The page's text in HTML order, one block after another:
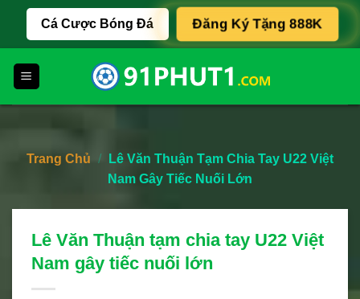
content
Cá Cược Bóng Đá Đăng Ký Tặng 888K
Trang Chủ /
Lê Văn Thuận Tạm Chia Tay U22 Việt
Nam Gây Tiếc Nuối Lớn
Lê Văn Thuận tạm chia tay U22 Việt
Nam gây tiếc nuối lớn